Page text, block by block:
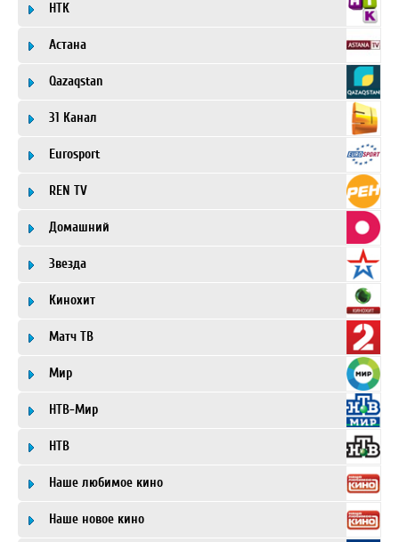
НТК
Астана
Qazaqstan
31 Канал
Eurosport
REN TV
Домашний
Звезда
Кинохит
Матч ТВ
Мир
НТВ-Мир
НТВ
Наше любимое кино
Наше новое кино